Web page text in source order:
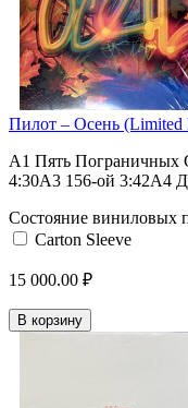
Пилот – Осень (Limited
A1 Пять Пограничных
4:30A3 156-ой 3:42A4
Состояние виниловых
Carton Sleeve
15 000.00 ₽
В корзину